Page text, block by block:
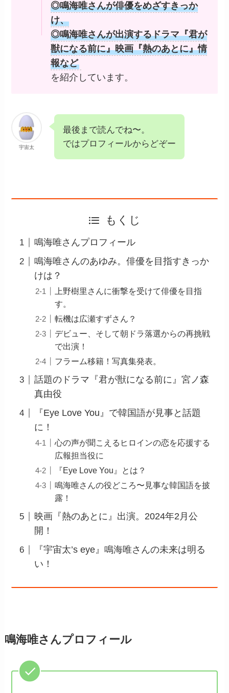
◎鳴海唯さんが俳優をめざすきっか
け、
◎鳴海唯さんが出演するドラマ『君が
獣になる前に』映画『熱のあとに』情
報など
を紹介しています。
宇宙太
最後まで読んでね〜。
ではプロフィールからどぞー
もくじ
鳴海唯さんプロフィール
鳴海唯さんのあゆみ。俳優を目指すきっか
けは？
上野樹里さんに衝撃を受けて俳優を目指
す。
転機は広瀬すずさん？
デビュー、そして朝ドラ落選からの再挑戦
で出演！
フラーム移籍！写真集発表。
話題のドラマ『君が獣になる前に』宮ノ森
真由役
『Eye Love You』で韓国語が見事と話題
に！
心の声が聞こえるヒロインの恋を応援する
広報担当役に
『Eye Love You』とは？
鳴海唯さんの役どころ〜見事な韓国語を披
露！
映画『熱のあとに』出演。2024年2月公
開！
『宇宙太’s eye』鳴海唯さんの未来は明る
い！
鳴海唯さんプロフィール